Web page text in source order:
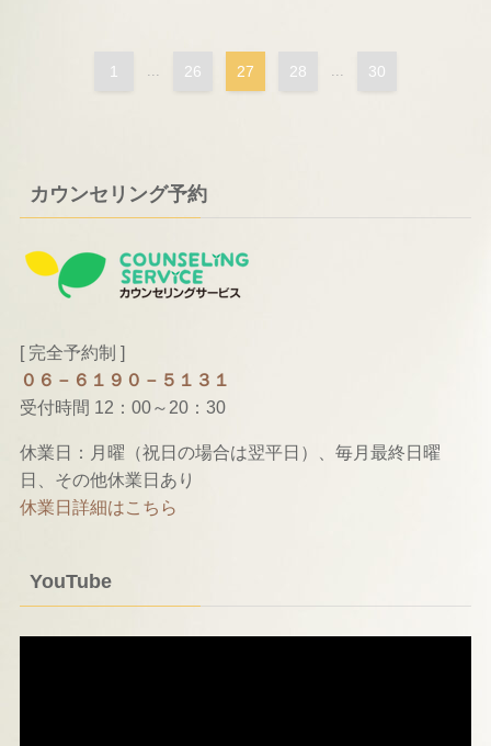
1 ... 26 27 28 ... 30
カウンセリング予約
[ 完全予約制 ]
０６－６１９０－５１３１
受付時間 12：00～20：30
休業日：月曜（祝日の場合は翌平日）、毎月最終日曜
日、その他休業日あり
休業日詳細はこちら
YouTube